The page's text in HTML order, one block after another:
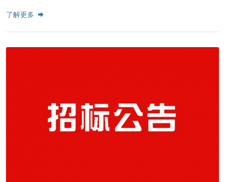
了解更多